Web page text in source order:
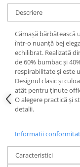
Descriere
Cămașă bărbătească
într-o nuanță bej
echilibrat. Realizată
de60% bumbacși
respirabilitateși este
Designul clasic și
atât pentru ținute
O alegere practică și
detalii.
Informatii
Caracteristici